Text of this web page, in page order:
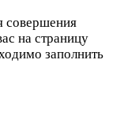
совершения
на страницу
заполнить